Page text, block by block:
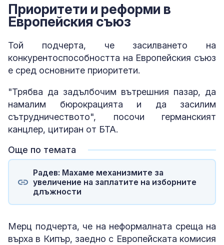
Приоритети и реформи в
Европейския съюз
Той подчерта, че засилването на
конкурентоспособността на Европейския съюз
е сред основните приоритети.
"Трябва да задълбочим вътрешния пазар, да
намалим бюрокрацията и да засилим
сътрудничеството", посочи германският
канцлер, цитиран от БТА.
Още по темата
Радев: Махаме механизмите за
увеличение на заплатите на изборните
длъжности
Мерц подчерта, че на неформалната среща на
върха в Кипър, заедно с Европейската комисия